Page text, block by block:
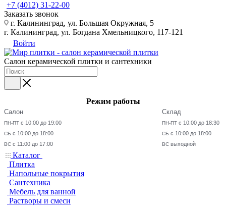
+7 (4012) 31-22-00
Заказать звонок
г. Калининград, ул. Большая Окружная, 5
г. Калининград, ул. Богдана Хмельницкого, 117-121
Войти
Салон керамической плитки и сантехники
Режим работы
Салон
ПН-ПТ с 10:00 до 19:00
СБ с 10:00 до 18:00
ВС с 11:00 до 17:00
Склад
ПН-ПТ с 10:00 до 18:30
СБ с 10:00 до 18:00
ВС выходной
Каталог
Плитка
Напольные покрытия
Сантехника
Мебель для ванной
Растворы и смеси